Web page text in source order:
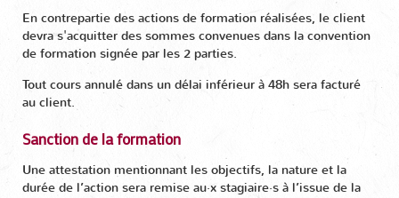
En contrepartie des actions de formation réalisées, le client
devra s'acquitter des sommes convenues dans la convention
de formation signée par les 2 parties.
Tout cours annulé dans un délai inférieur à 48h sera facturé
au client.
Sanction de la formation
Une attestation mentionnant les objectifs, la nature et la
durée de l’action sera remise au·x stagiaire·s à l’issue de la